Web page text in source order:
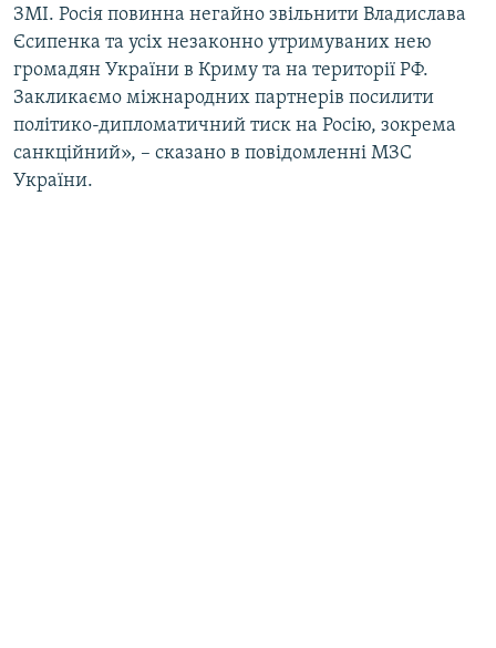
ЗМІ. Росія повинна негайно звільнити Владислава
Єсипенка та усіх незаконно утримуваних нею
громадян України в Криму та на території РФ.
Закликаємо міжнародних партнерів посилити
політико-дипломатичний тиск на Росію, зокрема
санкційний», – сказано в повідомленні МЗС
України.